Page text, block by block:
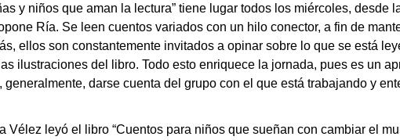
y niños que aman la lectura” tiene lugar todos los miércoles,
Ría. Se leen cuentos variados con un hilo conector, a fin de
ellos son constantemente invitados a opinar sobre lo que se está
ilustraciones del libro. Todo esto enriquece la jornada, pues es un
generalmente, darse cuenta del grupo con el que está trabajando y
Vélez leyó el libro “Cuentos para niños que sueñan con cambiar el